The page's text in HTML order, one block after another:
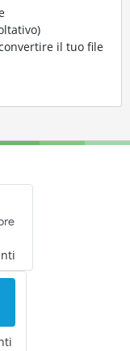
il tuo file